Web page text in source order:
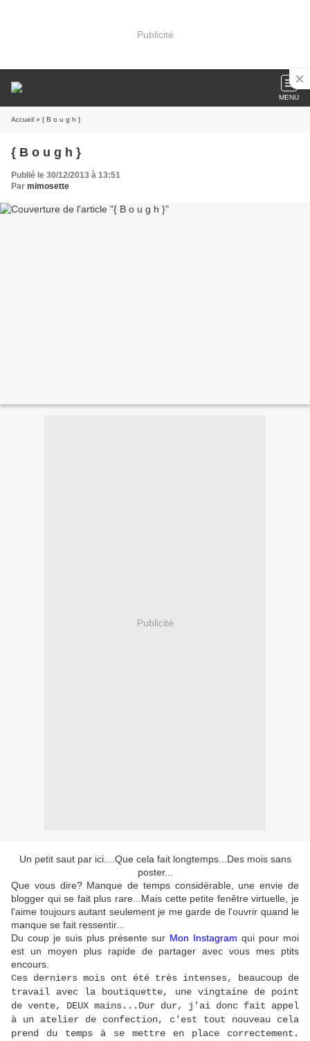
Publicité
MENU
Accueil » { B o u g h }
{ B o u g h }
Publié le 30/12/2013 à 13:51
Par mimosette
Publicité
Un petit saut par ici....Que cela fait longtemps...Des mois sans
poster...
Que vous dire? Manque de temps considérable, une envie de
blogger qui se fait plus rare...Mais cette petite fenêtre virtuelle, je
l'aime toujours autant seulement je me garde de l'ouvrir quand le
manque se fait ressentir...
Du coup je suis plus présente sur Mon Instagram qui pour moi
est un moyen plus rapide de partager avec vous mes ptits
encours
Ces derniers mois ont été très intenses, beaucoup de
travail avec la boutiquette, une vingtaine de point
de vente, DEUX mains...Dur dur, j'ai donc fait appel
à un atelier de confection, c'est tout nouveau cela
prend du temps à se mettre en place correctement.